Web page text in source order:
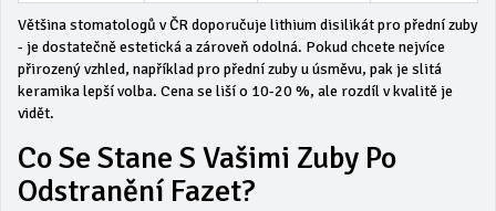
Většina stomatologů v ČR doporučuje lithium disilikát pro přední zuby
- je dostatečně estetická a zároveň odolná. Pokud chcete nejvíce
přirozený vzhled, například pro přední zuby u úsměvu, pak je slitá
keramika lepší volba. Cena se liší o 10-20 %, ale rozdíl v kvalitě je
vidět.
Co Se Stane S Vašimi Zuby Po
Odstranění Fazet?